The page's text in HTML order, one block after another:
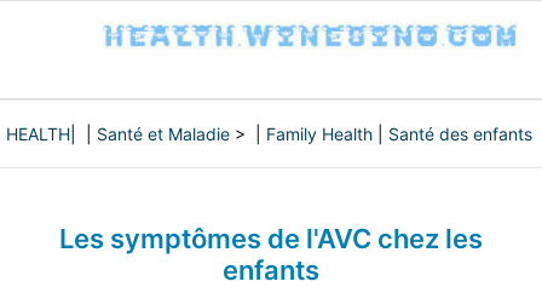
HEALTH Santé et Maladie > | Family Health Santé des enfants
Les symptômes de l'AVC chez les
enfants